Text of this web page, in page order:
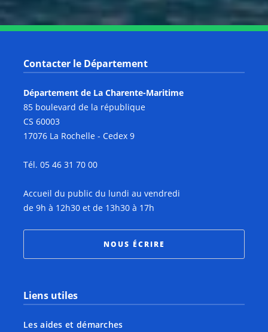
Contacter le Département
Département de La Charente-Maritime
85 boulevard de la république
CS 60003
17076 La Rochelle - Cedex 9
Tél. 05 46 31 70 00
Accueil du public du lundi au vendredi
de 9h à 12h30 et de 13h30 à 17h
NOUS ÉCRIRE
Liens utiles
Les aides et démarches